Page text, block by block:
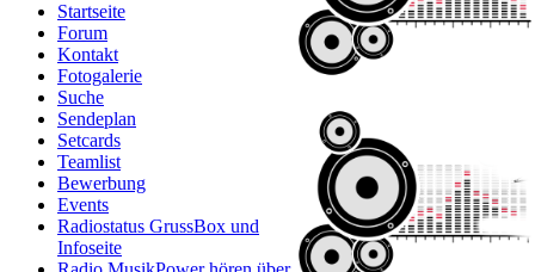
Startseite
Forum
Kontakt
Fotogalerie
Suche
Sendeplan
Setcards
Teamlist
Bewerbung
Events
Radiostatus GrussBox und
Infoseite